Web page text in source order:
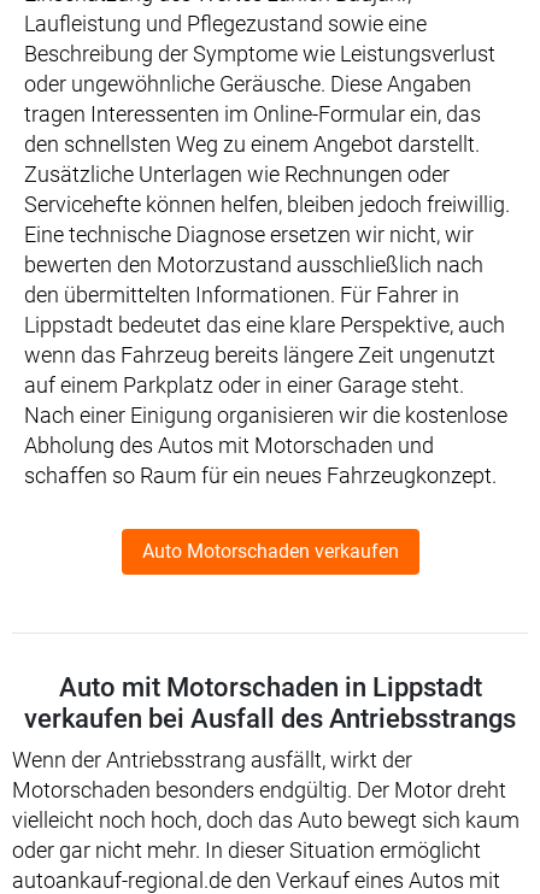
Laufleistung und Pflegezustand sowie eine
Beschreibung der Symptome wie Leistungsverlust
oder ungewöhnliche Geräusche. Diese Angaben
tragen Interessenten im Online-Formular ein, das
den schnellsten Weg zu einem Angebot darstellt.
Zusätzliche Unterlagen wie Rechnungen oder
Servicehefte können helfen, bleiben jedoch freiwillig.
Eine technische Diagnose ersetzen wir nicht, wir
bewerten den Motorzustand ausschließlich nach
den übermittelten Informationen. Für Fahrer in
Lippstadt bedeutet das eine klare Perspektive, auch
wenn das Fahrzeug bereits längere Zeit ungenutzt
auf einem Parkplatz oder in einer Garage steht.
Nach einer Einigung organisieren wir die kostenlose
Abholung des Autos mit Motorschaden und
schaffen so Raum für ein neues Fahrzeugkonzept.
Auto Motorschaden verkaufen
Auto mit Motorschaden in Lippstadt
verkaufen bei Ausfall des Antriebsstrangs
Wenn der Antriebsstrang ausfällt, wirkt der
Motorschaden besonders endgültig. Der Motor dreht
vielleicht noch hoch, doch das Auto bewegt sich kaum
oder gar nicht mehr. In dieser Situation ermöglicht
autoankauf-regional.de den Verkauf eines Autos mit